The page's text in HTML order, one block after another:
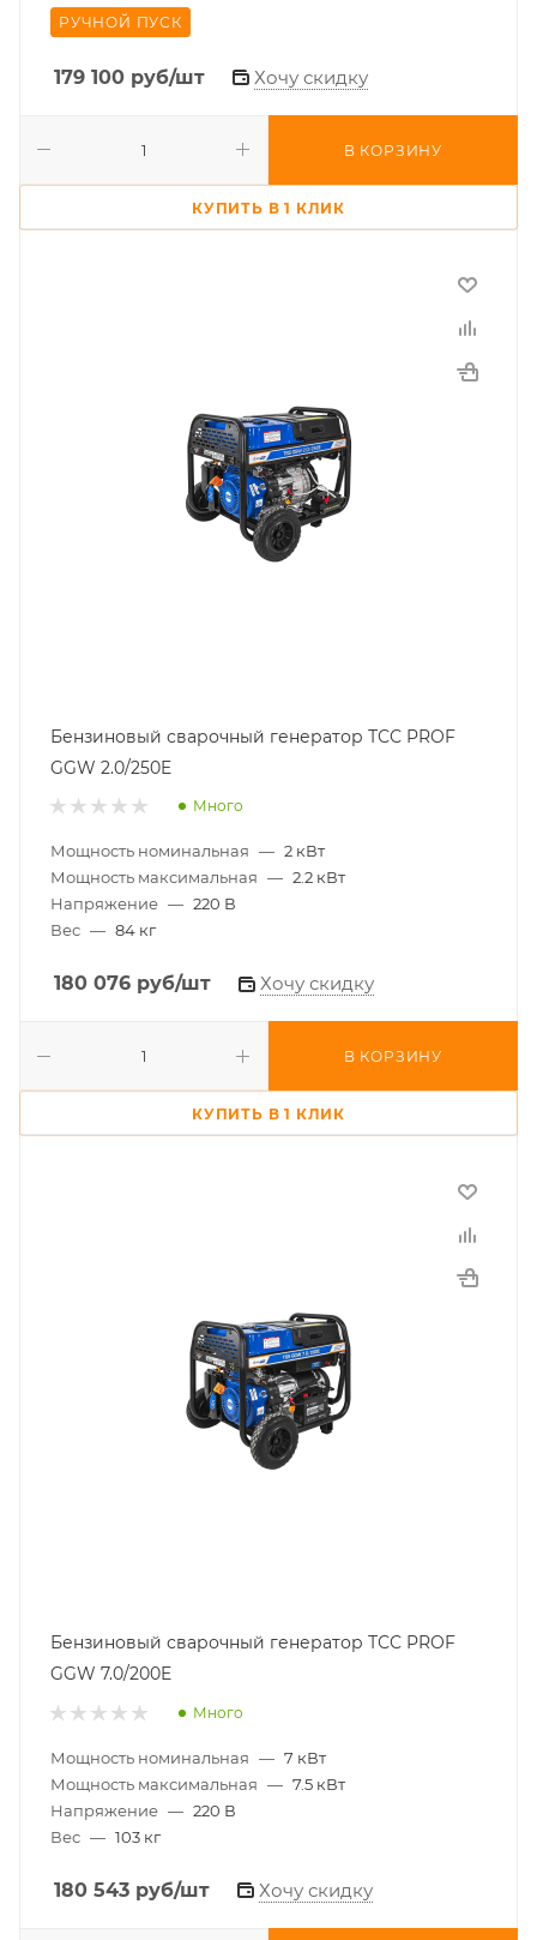
РУЧНОЙ ПУСК
179 100 руб/шт Хочу скидку
В КОРЗИНУ
КУПИТЬ В 1 КЛИК
Бензиновый сварочный генератор ТСС PROF
GGW 2.0/250E
Много
Мощность номинальная — 2 кВт
Мощность максимальная — 2.2 кВт
Напряжение — 220 В
Вес — 84 кг
180 076 руб/шт Хочу скидку
В КОРЗИНУ
КУПИТЬ В 1 КЛИК
Бензиновый сварочный генератор ТСС PROF
GGW 7.0/200E
Много
Мощность номинальная — 7 кВт
Мощность максимальная — 7.5 кВт
Напряжение — 220 В
Вес — 103 кг
180 543 руб/шт Хочу скидку